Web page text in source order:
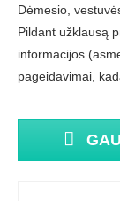
Dėmesio,
Pildant užklausą
informacijos
pageidavimai,